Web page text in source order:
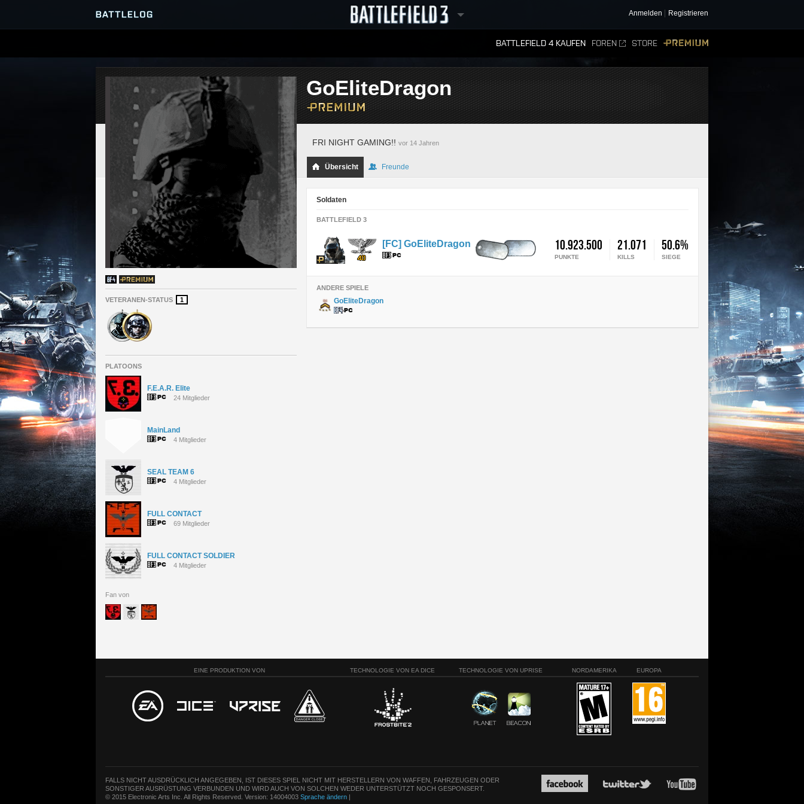
Anmelden Registrieren
BATTLEFIELD 4 KAUFEN FOREN STORE
SERVER-BROWSER
MATCHES
RANGLISTEN
VETERANEN-STATUS 1
PLATOONS
F.E.A.R. Elite
24 Mitglieder
MainLand
4 Mitglieder
SEAL TEAM 6
4 Mitglieder
FULL CONTACT
69 Mitglieder
FULL CONTACT SOLDIER
4 Mitglieder
Fan von
GoEliteDragon
FRI NIGHT GAMING!! vor 14 Jahren
Übersicht Freunde
Soldaten
BATTLEFIELD 3
10.923.500 21.071 50.6%
PUNKTE KILLS SIEGE
[FC] GoEliteDragon
ANDERE SPIELE
GoEliteDragon
EINE PRODUKTION VON TECHNOLOGIE VON EA DICE TECHNOLOGIE VON UPRISE NORDAMERIKA EUROPA
FALLS NICHT AUSDRÜCKLICH ANGEGEBEN, IST DIESES SPIEL NICHT MIT HERSTELLERN VON WAFFEN, FAHRZEUGEN ODER
SONSTIGER AUSRÜSTUNG VERBUNDEN UND WIRD AUCH VON SOLCHEN WEDER UNTERSTÜTZT NOCH GESPONSERT.
© 2015 Electronic Arts Inc. All Rights Reserved. Version: 14004003 Sprache ändern |